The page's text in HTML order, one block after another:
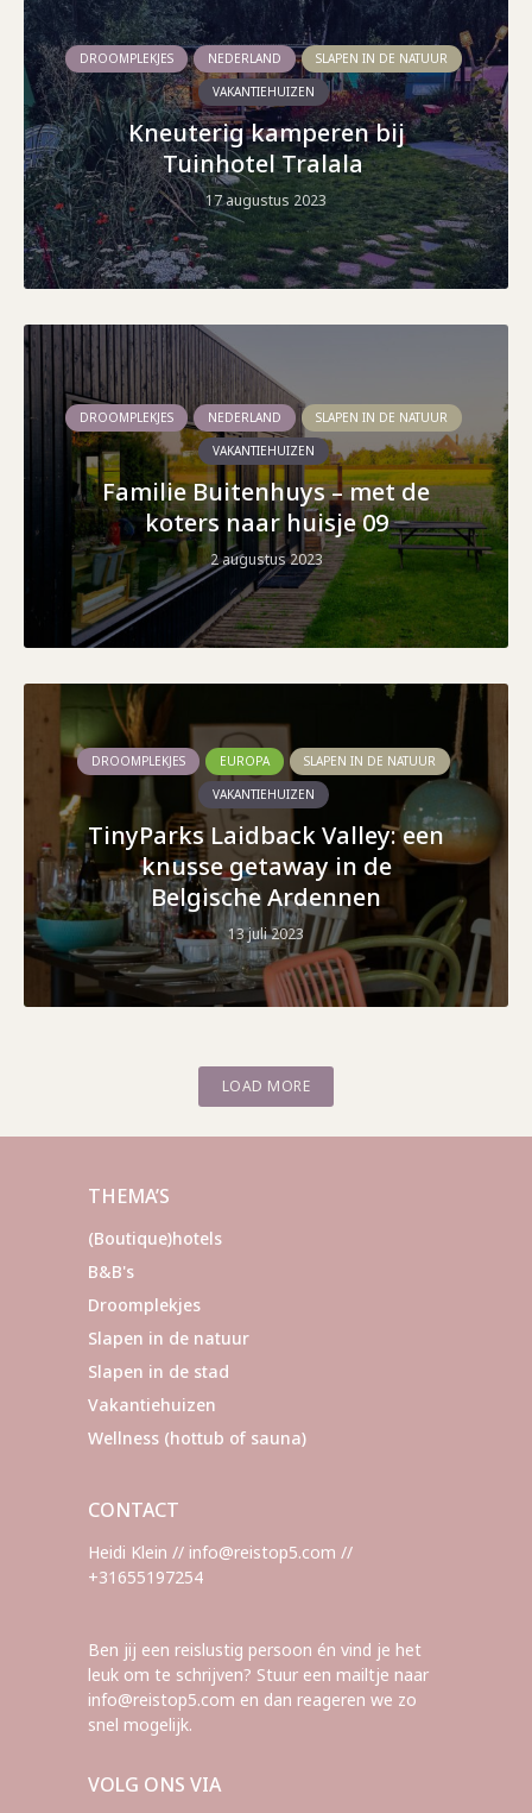
DROOMPLEKJES NEDERLAND
SLAPEN IN DE NATUUR
VAKANTIEHUIZEN
Kneuterig kamperen bij
Tuinhotel Tralala
17 augustus 2023
DROOMPLEKJES NEDERLAND
SLAPEN IN DE NATUUR
VAKANTIEHUIZEN
Familie Buitenhuys – met de
koters naar huisje 09
2 augustus 2023
DROOMPLEKJES EUROPA
SLAPEN IN DE NATUUR
VAKANTIEHUIZEN
TinyParks Laidback Valley: een
knusse getaway in de
Belgische Ardennen
13 juli 2023
LOAD MORE
THEMA’S
(Boutique)hotels
B&B's
Droomplekjes
Slapen in de natuur
Slapen in de stad
Vakantiehuizen
Wellness (hottub of sauna)
CONTACT
Heidi Klein // info@reistop5.com //
+31655197254
Ben jij een reislustig persoon én vind je het
leuk om te schrijven? Stuur een mailtje naar
info@reistop5.com en dan reageren we zo
snel mogelijk.
VOLG ONS VIA